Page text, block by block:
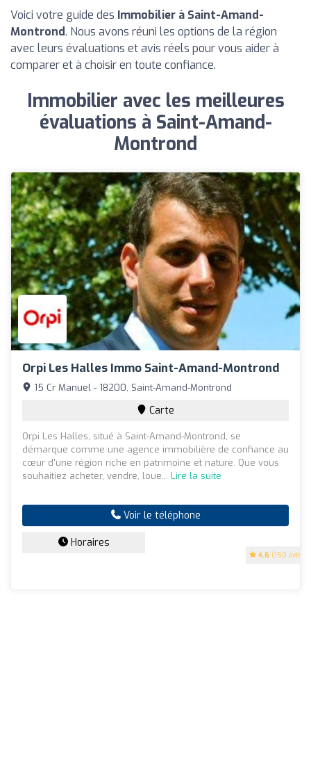
Voici votre guide des Immobilier à Saint-Amand-
Montrond. Nous avons réuni les options de la région
avec leurs évaluations et avis réels pour vous aider à
comparer et à choisir en toute confiance.
Immobilier avec les meilleures
évaluations à Saint-Amand-
Montrond
Orpi Les Halles Immo Saint-Amand-Montrond
4.6 (150 avis)
15 Cr Manuel - 18200, Saint-Amand-Montrond
Carte
Orpi Les Halles, situé à Saint-Amand-Montrond, se
démarque comme une agence immobilière de confiance au
cœur d'une région riche en patrimoine et nature. Que vous
souhaitiez acheter, vendre, loue... Lire la suite
Voir le téléphone
Horaires